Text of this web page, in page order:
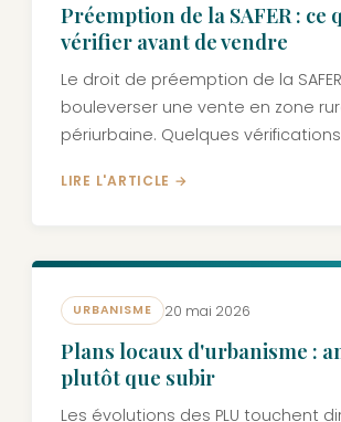
Préemption de la SAFER : ce
vérifier avant de vendre
Le droit de préemption de la
bouleverser une vente en zone
périurbaine. Quelques
LIRE L'ARTICLE →
URBANISME 20 mai 2026
Plans locaux d'urbanisme :
plutôt que subir
Les évolutions des PLU touchent